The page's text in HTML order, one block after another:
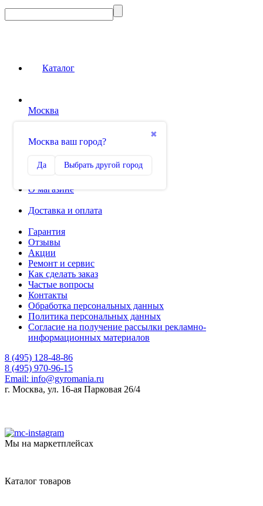
Каталог
Москва
✖
Москва ваш город?
Да Выбрать другой город
0
Избранное
О магазине
Доставка и оплата
Гарантия
Отзывы
Акции
Ремонт и сервис
Как сделать заказ
Частые вопросы
Контакты
Обработка персональных данных
Политика персональных данных
Согласие на получение рассылки рекламно-
информационных материалов
8 (495) 128-48-86
8 (495) 970-96-15
Email: info@gyromania.ru
г. Москва, ул. 16-ая Парковая 26/4
Мы на маркетплейсах
Каталог товаров